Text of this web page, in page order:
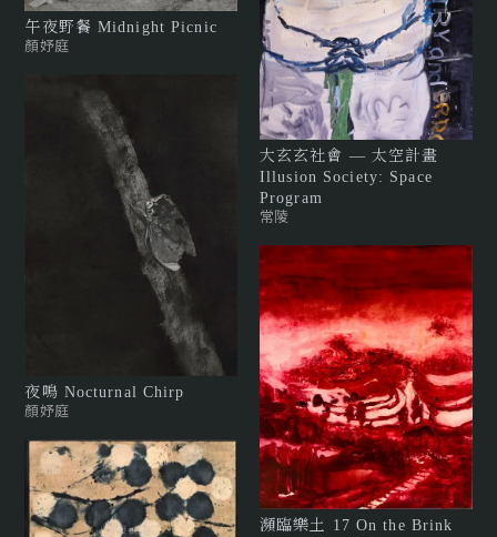
午夜野餐 Midnight Picnic
顏妤庭
夜鳴 Nocturnal Chirp
顏妤庭
大玄玄社會 — 太空計畫
Illusion Society: Space
Program
常陵
瀕臨樂土 17 On the Brink